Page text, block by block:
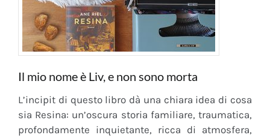
Il mio nome è Liv, e non sono morta
L’incipit di questo libro dà una chiara idea di cosa
sia Resina: un’oscura storia familiare, traumatica,
profondamente inquietante, ricca di atmosfera,